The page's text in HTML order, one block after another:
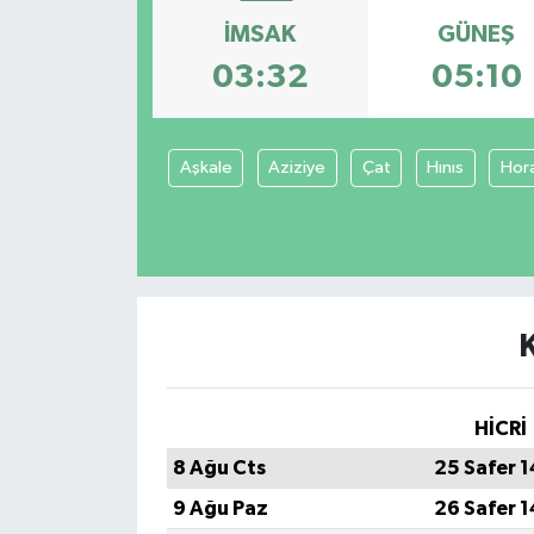
İMSAK
03:32
GÜNEŞ
05:10
Aşkale Aziziye Çat Hınıs
HİCRİ
8 Ağu Cts
25 Safer
9 Ağu Paz
26 Safer
Tokat Haberleri